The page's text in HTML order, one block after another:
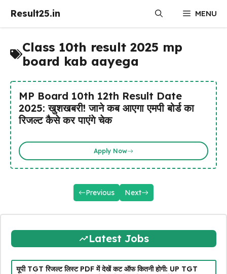
Result25.in MENU
Class 10th result 2025 mp
board kab aayega
MP Board 10th 12th Result Date
2025: खुशखबरी! जाने कब आएगा एमपी बोर्ड का
रिजल्ट कैसे कर पाएंगे चेक
Apply Now
Previous Next
Latest Jobs
यूपी TGT रिजल्ट लिस्ट PDF में देखें कट ऑफ कितनी होगी: UP TGT